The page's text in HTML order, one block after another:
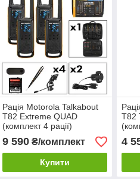
Рація Motorola Talkabout
T82 Extreme QUAD
(комплект 4 рації)
9 590₴/комплект
Купити
T82
4